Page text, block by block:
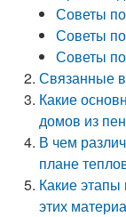
Советы
Советы по
Советы
Связанные
Какие
домов из
В чем
плане
Какие этапы
этих